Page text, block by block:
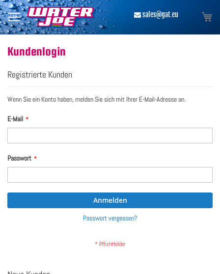
Direkt
zum
Inhalt
​ sales@gat.eu
Kundenlogin
Registrierte Kunden
Wenn Sie ein Konto haben, melden Sie sich mit Ihrer E-Mail-Adresse an.
E-Mail
Passwort
Anmelden
Passwort vergessen?